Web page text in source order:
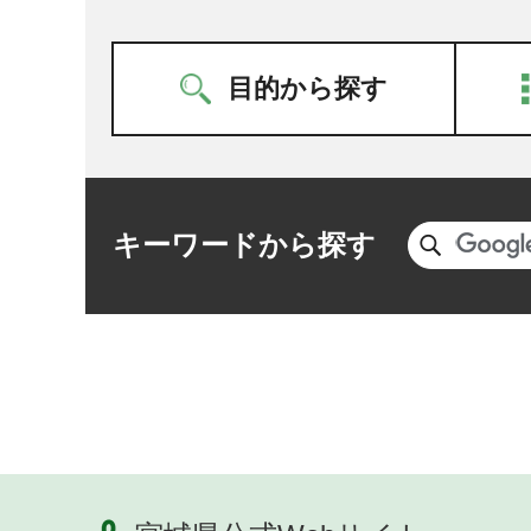
目的から探す
キーワードから探す